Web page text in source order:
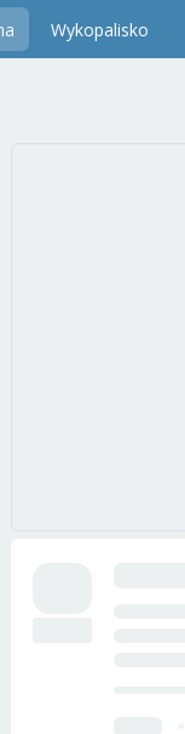
Wykopalisko